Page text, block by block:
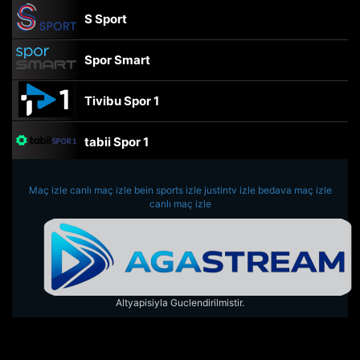
S Sport
Spor Smart
Tivibu Spor 1
tabii Spor 1
TRT Spor
beIN Sports Haber
tabii Spor
A Spor
Maç izle canlı maç izle bein sports izle justintv izle bedava maç izle
canlı maç izle
Altyapisiyla Guclendirilmistir.